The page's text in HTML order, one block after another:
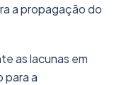
a propagação do
as lacunas em
para a